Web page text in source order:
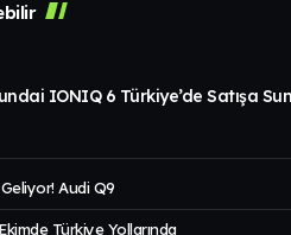
IONIQ 6 Türkiye’de Satışa
Geliyor! Audi Q9
Türkiye Yollarında